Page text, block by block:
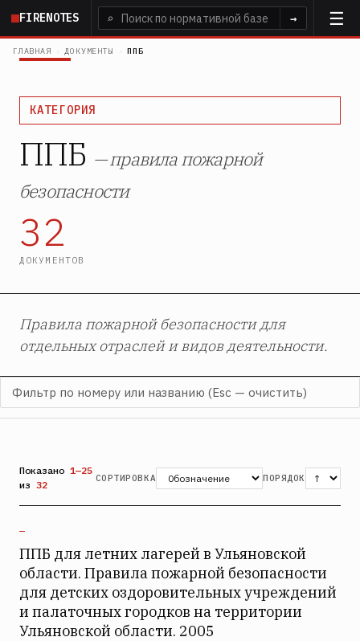
Перейти
основному
FIRENOTES ⌕ →
ГЛАВНАЯ › ДОКУМЕНТЫ › ППБ
КАТЕГОРИЯ
ППБ — правила пожарной
безопасности
32
ДОКУМЕНТОВ
Правила пожарной безопасности для
отдельных отраслей и видов деятельности.
Показано 1—25
из 32
СОРТИРОВКА ПОРЯДОК
—
ППБ для летних лагерей в Ульяновской
области. Правила пожарной безопасности
для детских оздоровительных учреждений
и палаточных городков на территории
Ульяновской области. 2005